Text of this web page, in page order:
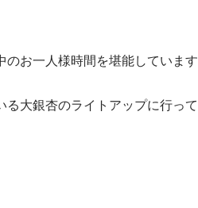
お一人様時間を堪能しています
大銀杏のライトアップに行って